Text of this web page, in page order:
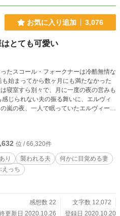
お気に入り追加 3,076
はとても可愛い
たスコール・フォークナーは冷酷無情な
寝室すら別々で、月に一度の夜の営みも
嵐の夜、一人で眠っていたエルヴィール
位 / 66,320件
り 襲われる夫
何かに目覚める妻
えっち
感想数 22
文字数 12,072
更新日 2020.10.26
登録日 2020.10.20